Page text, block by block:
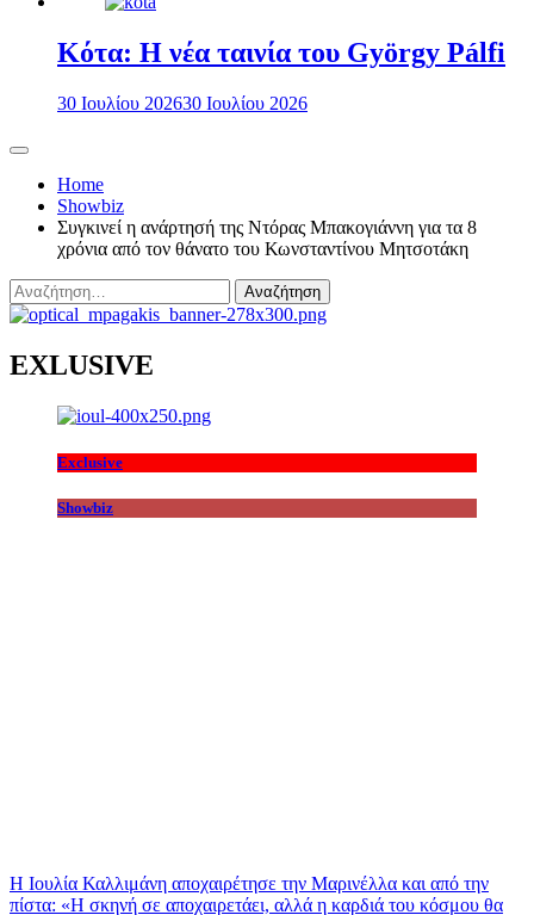
Κότα: Η νέα ταινία του György Pálfi
30 Ιουλίου 202630 Ιουλίου 2026
Home
Showbiz
Συγκινεί η ανάρτησή της Ντόρας Μπακογιάννη για τα 8
χρόνια από τον θάνατο του Κωνσταντίνου Μητσοτάκη
Αναζήτηση
για:
EXLUSIVE
Exclusive
Showbiz
Η Ιουλία Καλλιμάνη αποχαιρέτησε την Μαρινέλλα και από την
πίστα: «H σκηνή σε αποχαιρετάει, αλλά η καρδιά του κόσμου θα